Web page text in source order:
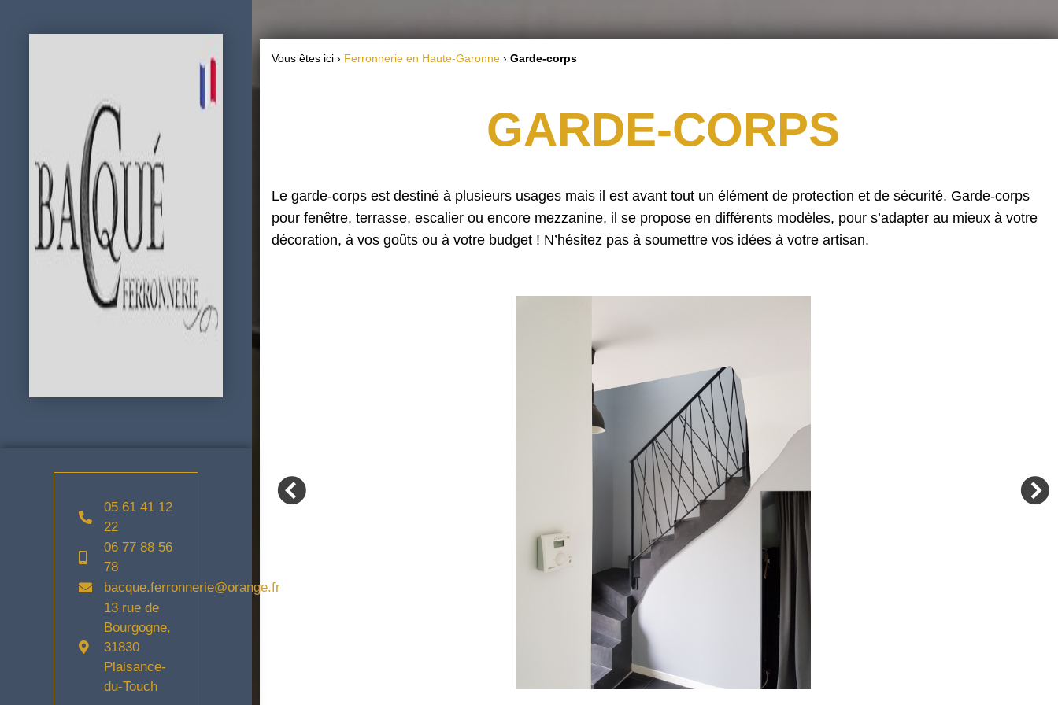
05 61 41 12
22
06 77 88 56
78
bacque.ferronnerie@orange.fr
13 rue de
Bourgogne,
31830
Plaisance-
du-Touch
Vous êtes ici › Ferronnerie en Haute-Garonne › Garde-corps
GARDE-CORPS
Le garde-corps est destiné à plusieurs usages mais il est avant tout un élément de protection et de sécurité. Garde-corps
pour fenêtre, terrasse, escalier ou encore mezzanine, il se propose en différents modèles, pour s’adapter au mieux à votre
décoration, à vos goûts ou à votre budget ! N’hésitez pas à soumettre vos idées à votre artisan.